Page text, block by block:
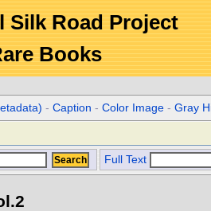
Road Project
Books
-Caption -Color Image -Gray
Full Text